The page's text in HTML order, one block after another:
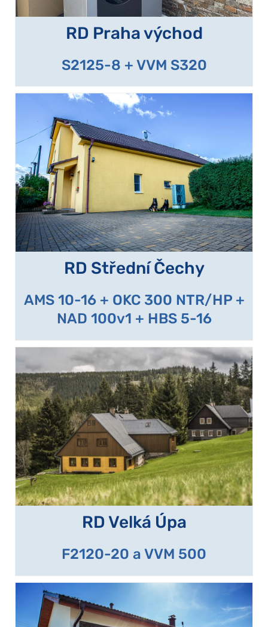
RD Praha východ
S2125-8 + VVM S320
RD Střední Čechy
AMS 10-16 + OKC 300 NTR/HP +
NAD 100v1 + HBS 5-16
RD Velká Úpa
F2120-20 a VVM 500